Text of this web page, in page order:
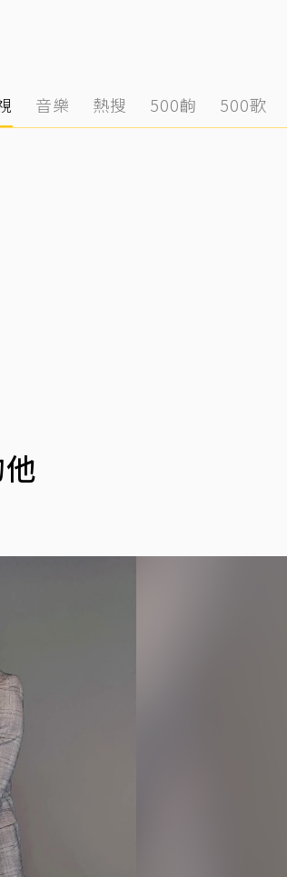
音樂 熱搜 500齣 500歌